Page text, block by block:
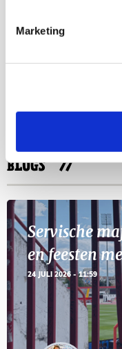
Marketing
23
BLOGS
Servische
en feesten
24 JULI 2026 - 11:59